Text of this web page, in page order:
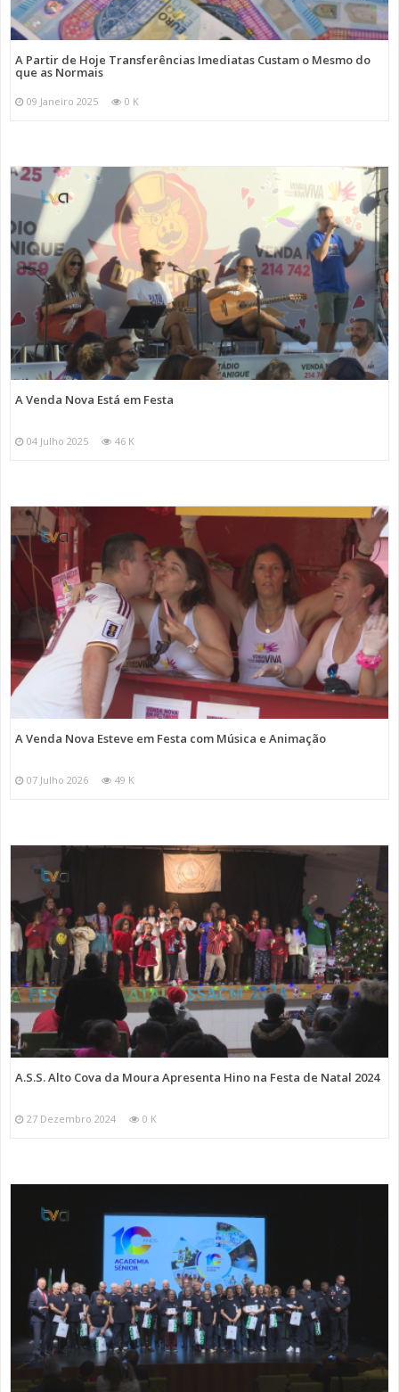
A Partir de Hoje Transferências Imediatas Custam o Mesmo do
que as Normais
09 Janeiro 2025 0 K
A Venda Nova Está em Festa
04 Julho 2025 46 K
A Venda Nova Esteve em Festa com Música e Animação
07 Julho 2026 49 K
A.S.S. Alto Cova da Moura Apresenta Hino na Festa de Natal 2024
27 Dezembro 2024 0 K